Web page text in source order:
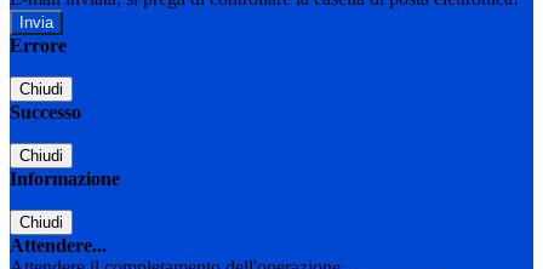
Errore
Chiudi
Successo
Chiudi
Informazione
Chiudi
Attendere...